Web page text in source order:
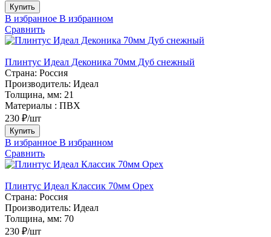
Купить
В избранное В избранном
Сравнить
Плинтус Идеал Деконика 70мм Дуб снежный
Страна: Россия
Производитель: Идеал
Толщина, мм: 21
Материалы : ПВХ
230 ₽/шт
Купить
В избранное В избранном
Сравнить
Плинтус Идеал Классик 70мм Орех
Страна: Россия
Производитель: Идеал
Толщина, мм: 70
230 ₽/шт